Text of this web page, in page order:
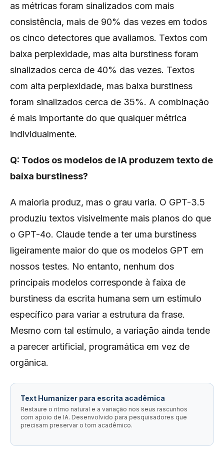
as métricas foram sinalizados com mais
consistência, mais de 90% das vezes em todos
os cinco detectores que avaliamos. Textos com
baixa perplexidade, mas alta burstiness foram
sinalizados cerca de 40% das vezes. Textos
com alta perplexidade, mas baixa burstiness
foram sinalizados cerca de 35%. A combinação
é mais importante do que qualquer métrica
individualmente.
Q: Todos os modelos de IA produzem texto de
baixa burstiness?
A maioria produz, mas o grau varia. O GPT-3.5
produziu textos visivelmente mais planos do que
o GPT-4o. Claude tende a ter uma burstiness
ligeiramente maior do que os modelos GPT em
nossos testes. No entanto, nenhum dos
principais modelos corresponde à faixa de
burstiness da escrita humana sem um estímulo
específico para variar a estrutura da frase.
Mesmo com tal estímulo, a variação ainda tende
a parecer artificial, programática em vez de
orgânica.
Text Humanizer para escrita acadêmica
Restaure o ritmo natural e a variação nos seus rascunhos
com apoio de IA. Desenvolvido para pesquisadores que
precisam preservar o tom acadêmico.